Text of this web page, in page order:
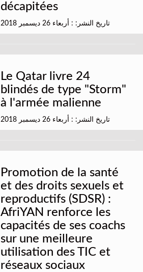
décapitées
تاريخ النشر: : أربعاء 26 ديسمبر 2018
Le Qatar livre 24
blindés de type "Storm"
à l'armée malienne
تاريخ النشر: : أربعاء 26 ديسمبر 2018
Promotion de la santé
et des droits sexuels et
reproductifs (SDSR) :
AfriYAN renforce les
capacités de ses coachs
sur une meilleure
utilisation des TIC et
réseaux sociaux